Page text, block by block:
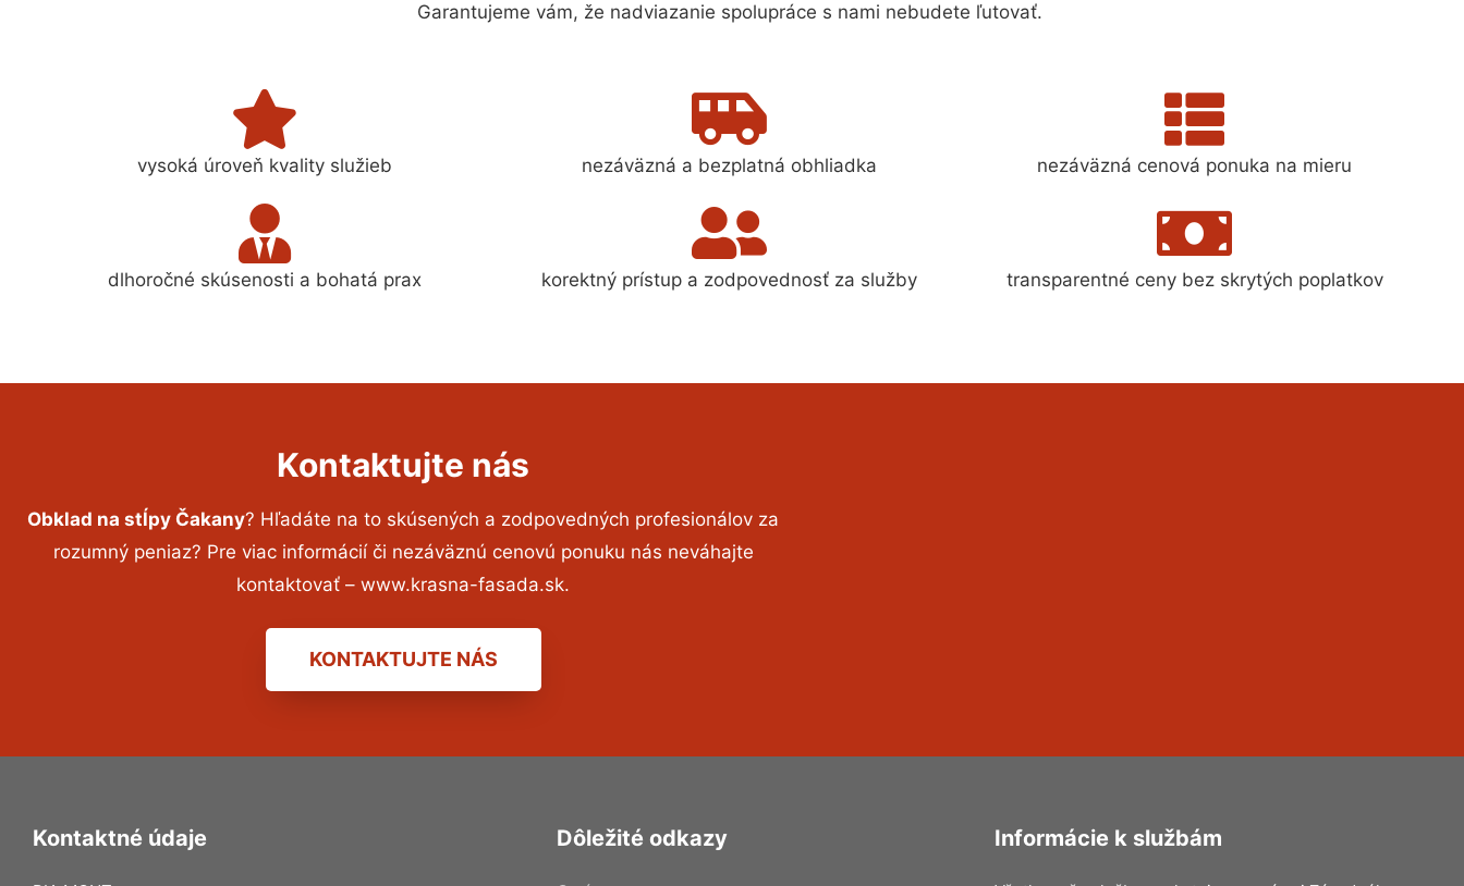
Garantujeme vám, že nadviazanie spolupráce s nami nebudete ľutovať.
vysoká úroveň kvality služieb nezáväzná a bezplatná obhliadka nezáväzná cenová ponuka na mieru
dlhoročné skúsenosti a bohatá prax korektný prístup a zodpovednosť za služby transparentné ceny bez skrytých poplatkov
Kontaktujte nás
Obklad na stĺpy Čakany? Hľadáte na to skúsených a zodpovedných profesionálov za
rozumný peniaz? Pre viac informácií či nezáväznú cenovú ponuku nás neváhajte
kontaktovať – www.krasna-fasada.sk.
KONTAKTUJTE NÁS
Kontaktné údaje Dôležité odkazy Informácie k službám